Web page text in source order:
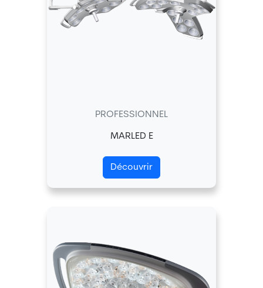
PROFESSIONNEL
MARLED E
Découvrir